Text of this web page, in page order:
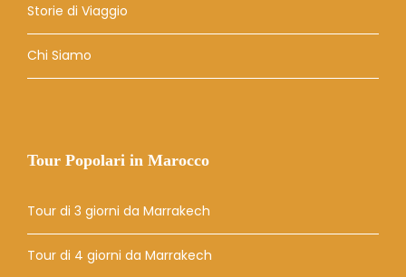
Storie di Viaggio
Chi Siamo
Tour Popolari in Marocco
Tour di 3 giorni da Marrakech
Tour di 4 giorni da Marrakech